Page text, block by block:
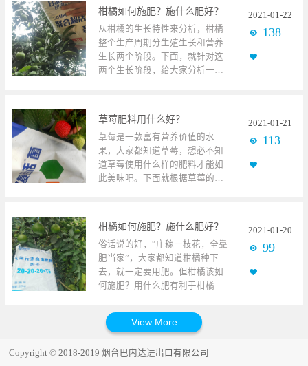
次为主；挂果树要比幼树用肥量
具体要根据柑橘的挂果量，来调
整柑橘的施肥量。 2、结果期至
膨果转色期 此阶段较长，应多补
充营养，跟上柑橘需求，这样才
主。期间也要及时喷叶面肥，防
果皮着色速度，提高亮度，这样
才能卖上好价位，增加收入。柑
橘使用碧卡叶面肥 3、月子肥 柑
橘是不耐冻的亚热带及温带作
花都会受冻。可以在摘完果之后
使用平衡肥和微生物菌剂，让果
树快速恢复树势，增强抗冻能
力；在霜冻季节前喷施碧卡氨基
酸叶面肥和磷酸二氢钾2-3次，增
大家都已经知道柑橘在不同阶段
到底该如何施肥了，在每个节点
用对肥料，柑橘才能很好的生长
的选择和喜爱，那么，叶面肥具
体什么时候喷才好呢？黄皮果使
用碧卡叶面肥 1、生长期在作物
生长期的时候需要大量的营养元
素供给来促进长势，这个时候配
里缺失的中微量元素。 2、花期
生长周期中起着至关重要的作
用，这个时期喷施适当的叶面肥
可以起到保花保果的良好作用，
为产量保证打下坚实的基
的促进果实膨大的作用，从而使
作物品质优产量高，提前上
市。 4、转色期此时通过喷施叶
面肥可以起到促进果实上色快，
果实表皮硬度高，耐储存的作
用。黄皮果使用碧卡叶面肥 除了
时打药的同时都可以搭配叶面肥
来使用，避免一遍肥一遍药，这
样省时省力，而且效果很好，循
柑橘如何施肥？施什么肥好？
从柑橘的生长特性来分析，柑橘
整个生产周期分生殖生长和营养
生长两个阶段。下面，就针对这
两个生长阶段，给大家分析一下
此时应该施萌芽肥，要使用促进
幼苗生根的肥料，可以使用微生
物菌剂+生根剂，可以尽快的恢复
根系生长，促进新根萌发，确保
果树萌芽期水分、养分的供应，
次后，再用高氮型或者平衡性的
期、均匀的给果树补充营养。 之
后到柑橘开花阶段，在花了谢了
三分之一的时候，叶面喷施碧卡
氨基酸叶面肥+螯合硼肥+硅溶磷
果，在花完全谢后再喷施一次。
柑橘使用碧卡水溶肥 2、生殖生
果，这个时候正式进入生殖生长
2021-01-22
138
草莓肥料用什么好？
草莓是一款富有营养价值的水
果，大家都知道草莓，想必不知
道草莓使用什么样的肥料才能如
此美味吧。下面就根据草莓的五
刚定植，生命力较弱，这个时候
就应该增强草莓的抗逆能力，草
莓肥料可以选择碧卡根聪聪+微生
物菌剂进行冲施或滴灌两次，快
速提高缓苗，同时大大降低后期
莓成活率。 二、花期此时一定要
注重提前多施高磷水溶肥料，可
的产量。 三、幼果期这个时期草
2021-01-21
113
柑橘如何施肥？施什么肥好？
俗话说的好，“庄稼一枝花，全靠
肥当家”，大家都知道柑橘种下
去，就一定要用肥。但柑橘该如
何施肥？用什么肥有利于柑橘健
水溶肥1、苗期苗期作物生长非常
关键，就好像婴儿一样需要要细
施肥可以使用含氨基酸的生根剂
2021-01-20
99
Copyright © 2018-2019 烟台巴内达进出口有限公司